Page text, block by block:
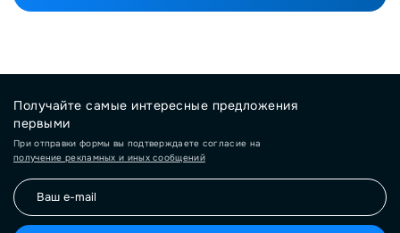
Получайте самые интересные предложения
первыми
При отправки формы вы подтверждаете согласие на
получение рекламных и иных сообщений